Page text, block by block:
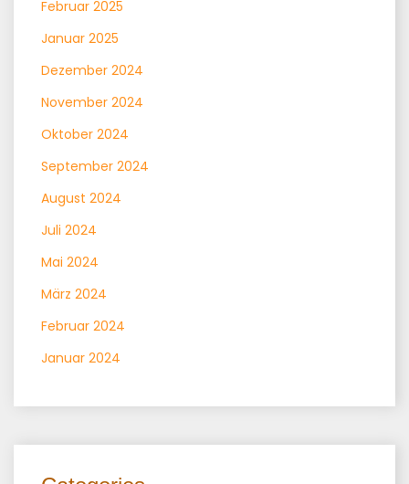
Februar 2025
Januar 2025
Dezember 2024
November 2024
Oktober 2024
September 2024
August 2024
Juli 2024
Mai 2024
März 2024
Februar 2024
Januar 2024